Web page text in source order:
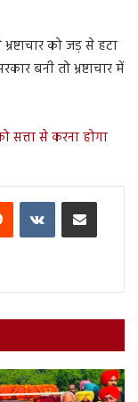
को जड़ से हटा
बनी तो भ्रष्टाचार में
से करना होगा
Reddit VKontakteShare via Email